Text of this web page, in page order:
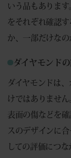
いう品もありま
をそれぞれ確認
か、一部だけなの
ダイヤモンド
ダイヤモンドは
けではありませ
表面の傷などを
スのデザインに
しての評価につな